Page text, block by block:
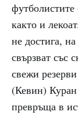
както и
не достига,
свързват със
свежи
(Кевин)
превръща в